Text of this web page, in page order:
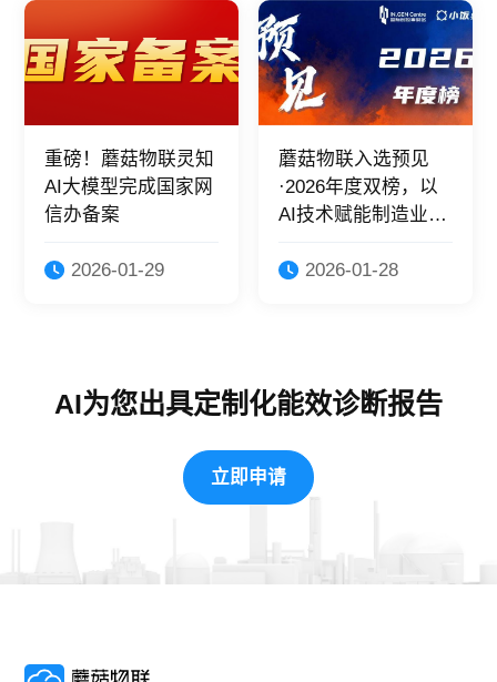
重磅！蘑菇物联灵知
AI大模型完成国家网
信办备案
2026-01-29
蘑菇物联入选预见
·2026年度双榜，以
AI技术赋能制造业绿
2026-01-28
AI为您出具定制化能效诊断报告
立即申请